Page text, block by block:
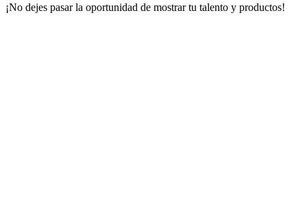
¡No dejes pasar la oportunidad de mostrar tu talento y productos!